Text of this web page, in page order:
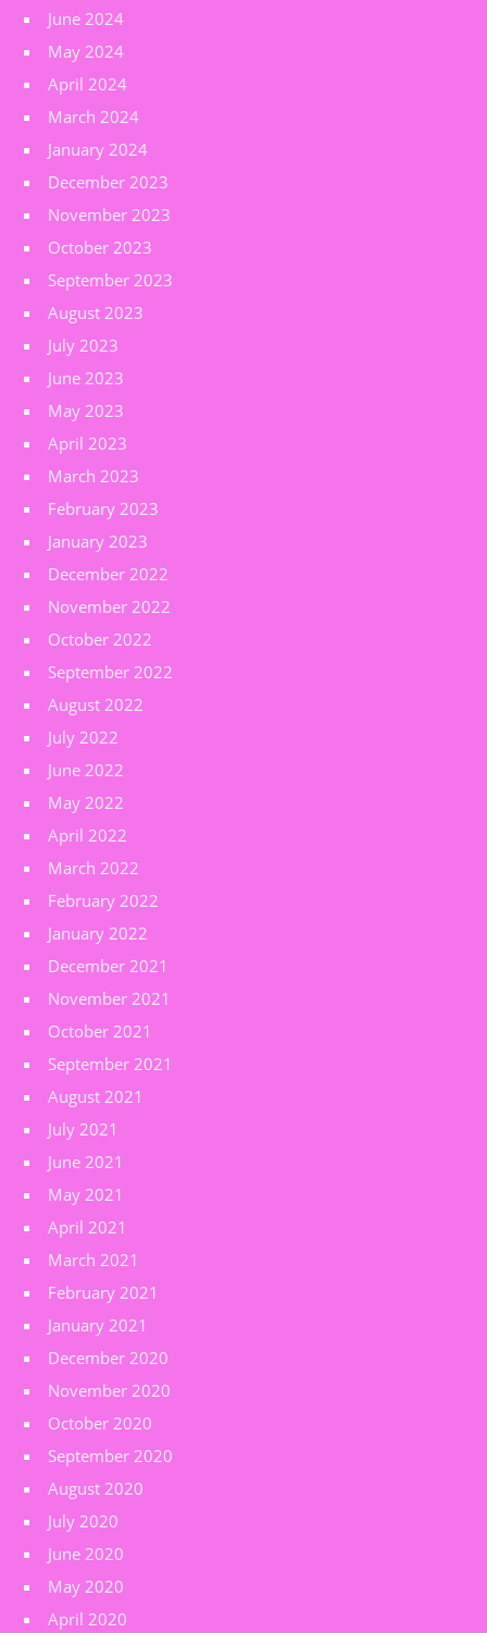
June 2024
May 2024
April 2024
March 2024
January 2024
December 2023
November 2023
October 2023
September 2023
August 2023
July 2023
June 2023
May 2023
April 2023
March 2023
February 2023
January 2023
December 2022
November 2022
October 2022
September 2022
August 2022
July 2022
June 2022
May 2022
April 2022
March 2022
February 2022
January 2022
December 2021
November 2021
October 2021
September 2021
August 2021
July 2021
June 2021
May 2021
April 2021
March 2021
February 2021
January 2021
December 2020
November 2020
October 2020
September 2020
August 2020
July 2020
June 2020
May 2020
April 2020